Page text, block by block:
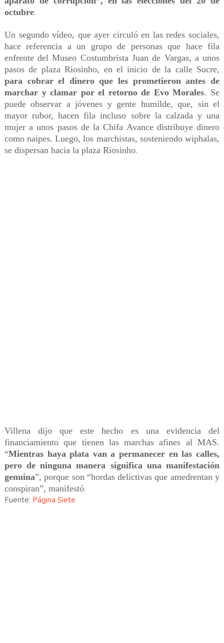
octubre.
Un segundo vídeo, que ayer circuló en las redes sociales,
hace referencia a un grupo de personas que hace fila
enfrente del Museo Costumbrista Juan de Vargas, a unos
pasos de plaza Riosinho, en el inicio de la calle Sucre,
para cobrar el dinero que les prometieron antes de
marchar y clamar por el retorno de Evo Morales. Se
puede observar a jóvenes y gente humilde, que, sin el
mayor rubor, hacen fila incluso sobre la calzada y una
mujer a unos pasos de la Chifa Avance distribuye dinero
como naipes. Luego, los marchistas, sosteniendo wiphalas,
se dispersan hacia la plaza Riosinho.
Villena dijo que este hecho es una evidencia del
financiamiento que tienen las marchas afines al MAS.
“Mientras haya plata van a permanecer en las calles,
pero de ninguna manera significa una manifestación
genuina”, porque son “hordas delictivas que amedrentan y
conspiran”, manifestó.
Fuente: Página Siete